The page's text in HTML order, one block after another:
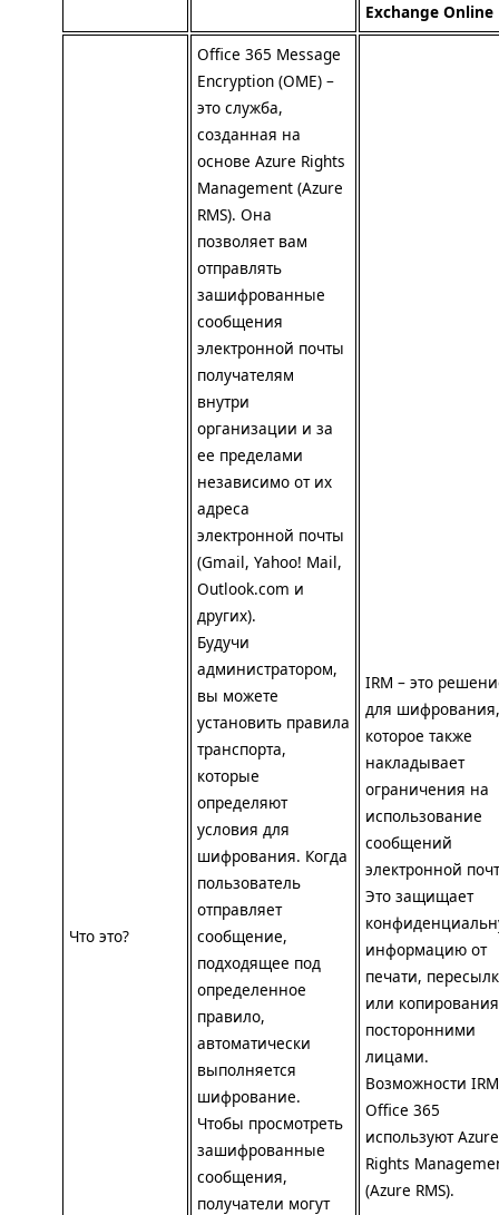
Exchange Online
Что это?
Office 365 Message
Encryption (OME) –
это служба,
созданная на
основе Azure Rights
Management (Azure
RMS). Она
позволяет вам
отправлять
зашифрованные
сообщения
электронной почты
получателям
внутри
организации и за
ее пределами
независимо от их
адреса
электронной почты
(Gmail, Yahoo! Mail,
Outlook.com и
других).
Будучи
администратором,
вы можете
установить правила
транспорта,
которые
определяют
условия для
шифрования. Когда
пользователь
отправляет
сообщение,
подходящее под
определенное
правило,
автоматически
выполняется
шифрование.
Чтобы просмотреть
зашифрованные
сообщения,
получатели могут
IRM – это
для шифрования,
которое также
накладывает
ограничения на
использование
сообщений
электронной
Это защищает
информацию от
печати,
или копирования
посторонними
лицами.
Возможности IRM
Office 365
используют Azure
Rights
(Azure RMS).